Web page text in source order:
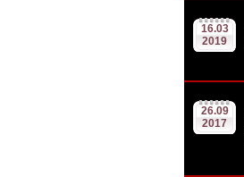
16.03
2019
26.09
2017